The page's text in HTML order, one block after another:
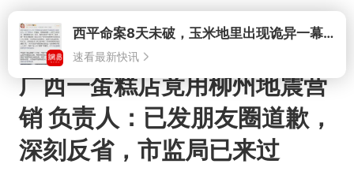
打开西平命案8天未破，玉米地里出现诡异一幕，我突然想起了欧金中
速看最新快讯
广西一蛋糕店竟用柳州地震营
销 负责人：已发朋友圈道歉，
深刻反省，市监局已来过